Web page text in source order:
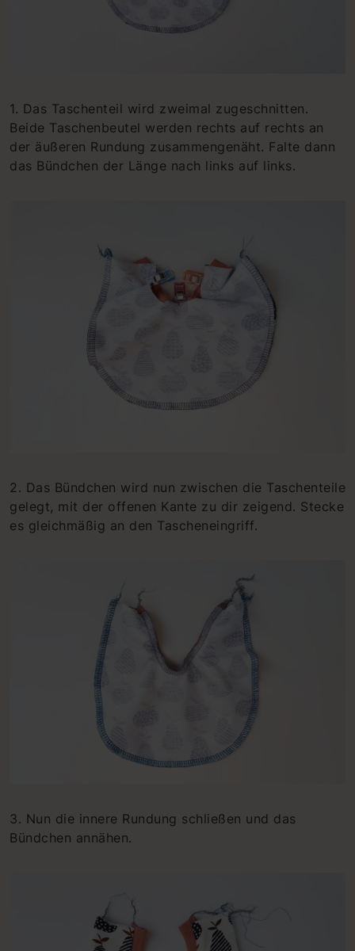
1. Das Taschenteil wird zweimal zugeschnitten.
Beide Taschenbeutel werden rechts auf rechts an
der äußeren Rundung zusammengenäht. Falte dann
das Bündchen der Länge nach links auf links.
2. Das Bündchen wird nun zwischen die Taschenteile
gelegt, mit der offenen Kante zu dir zeigend. Stecke
es gleichmäßig an den Tascheneingriff.
3. Nun die innere Rundung schließen und das
Bündchen annähen.